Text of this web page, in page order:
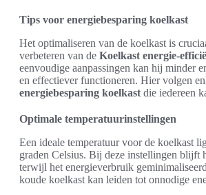
Tips voor energiebesparing koelkast
Het optimaliseren van de koelkast is
verbeteren van de Koelkast energie-
eenvoudige aanpassingen kan hij minder
en effectiever functioneren. Hier volgen
energiebesparing koelkast die iedereen
Optimale temperatuurinstellingen
Een ideale temperatuur voor de koelkast
graden Celsius. Bij deze instellingen blijft
terwijl het energieverbruik
koude koelkast kan leiden tot onnodige